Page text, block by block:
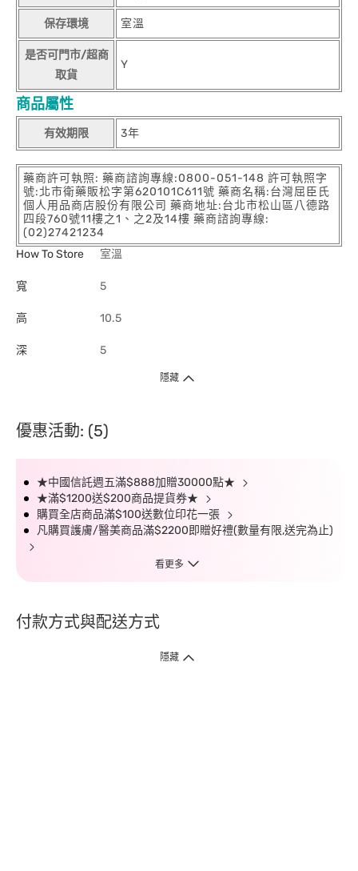
保存環境 室溫
是否可門市/超商
取貨
Y
商品屬性
有效期限 3年
藥商許可執照: 藥商諮詢專線:0800-051-148 許可執照字
號:北市衛藥販松字第620101C611號 藥商名稱:台灣屈臣氏
個人用品商店股份有限公司 藥商地址:台北市松山區八德路
四段760號11樓之1、之2及14樓 藥商諮詢專線:
(02)27421234
How To Store
室溫
寬 5
高 10.5
深 5
隱藏
優惠活動: (5)
★中國信託週五滿$888加贈30000點★
★滿$1200送$200商品提貨券★
購買全店商品滿$100送數位印花一張
凡購買護膚/醫美商品滿$2200即贈好禮(數量有限,送完為止)
看更多
付款方式與配送方式
隱藏